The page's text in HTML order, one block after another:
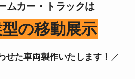
ムカー・トラックは
の移動展示
せた車両製作いたします！ ／